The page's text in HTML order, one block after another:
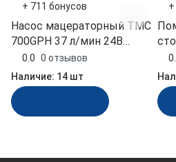
+ 711 бонусов
Насос мацераторный TMC
700GPH 37 л/мин 24В
(06205_24, 10017154)
0.0 0 отзывов
Наличие: 14 шт